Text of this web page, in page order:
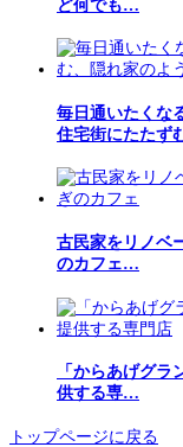
ど何でも…
毎日通いたくな
住宅街にたたず
古民家をリノベ
のカフェ…
「からあげグ
供する専…
トップページに戻る